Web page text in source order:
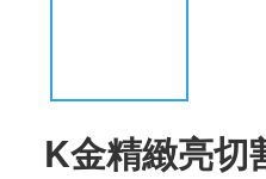
K金精緻亮切